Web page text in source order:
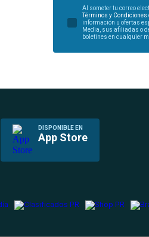
Al someter tu correo
Términos y Condiciones
información u ofertas
Media, sus afiliadas o
boletines en cualquier
DISPONIBLE EN
App Store